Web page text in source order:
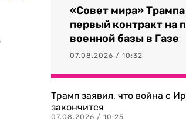
«Совет мира»
первый контракт на
военной базы в Газе
07.08.2026 / 10:32
Трамп заявил, что война с
закончится
07.08.2026 / 10:25